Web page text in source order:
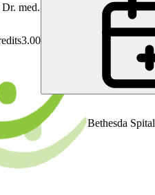
3.00
Dr. med. Diego Kyburz
Bethesda Spital